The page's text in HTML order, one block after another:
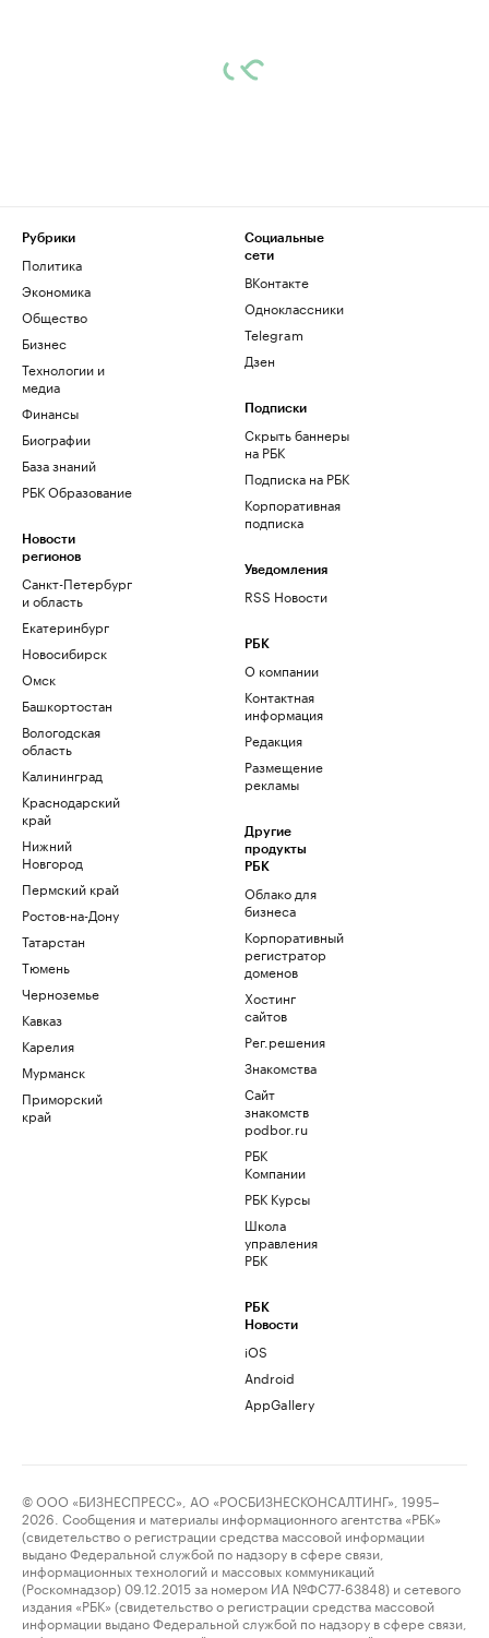
Рубрики
Политика
Экономика
Общество
Бизнес
Технологии и
медиа
Финансы
Биографии
База знаний
РБК Образование
Новости
регионов
Санкт-Петербург
и область
Екатеринбург
Новосибирск
Омск
Башкортостан
Вологодская
область
Калининград
Краснодарский
край
Нижний
Новгород
Пермский край
Ростов-на-Дону
Татарстан
Тюмень
Черноземье
Кавказ
Карелия
Мурманск
Приморский
край
Социальные
сети
ВКонтакте
Одноклассники
Telegram
Дзен
Подписки
Скрыть баннеры
на РБК
Подписка на РБК
Корпоративная
подписка
Уведомления
RSS Новости
РБК
О компании
Контактная
информация
Редакция
Размещение
рекламы
Другие
продукты
РБК
Облако для
бизнеса
Корпоративный
регистратор
доменов
Хостинг
сайтов
Рег.решения
Знакомства
Сайт
знакомств
podbor.ru
РБК
Компании
РБК Курсы
Школа
управления
РБК
РБК
Новости
iOS
Android
AppGallery
© ООО «БИЗНЕСПРЕСС», АО «РОСБИЗНЕСКОНСАЛТИНГ», 1995–
2026. Сообщения и материалы информационного агентства «РБК»
(свидетельство о регистрации средства массовой информации
выдано Федеральной службой по надзору в сфере связи,
информационных технологий и массовых коммуникаций
(Роскомнадзор) 09.12.2015 за номером ИА №ФС77-63848) и сетевого
издания «РБК» (свидетельство о регистрации средства массовой
информации выдано Федеральной службой по надзору в сфере связи,